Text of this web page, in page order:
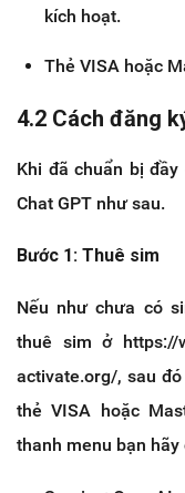
kích hoạt.
Thẻ VISA hoặc
4.2 Cách đăng
Khi đã chuẩn bị
Chat GPT như sau.
Bước 1: Thuê sim
Nếu như chưa có
thuê sim ở https://
activate.org/, sau
thẻ VISA hoặc
thanh menu bạn